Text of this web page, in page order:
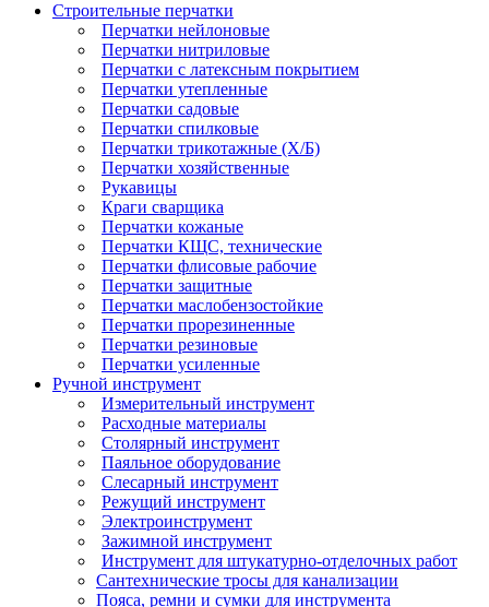
Строительные перчатки
Перчатки нейлоновые
Перчатки нитриловые
Перчатки с латексным покрытием
Перчатки утепленные
Перчатки садовые
Перчатки спилковые
Перчатки трикотажные (Х/Б)
Перчатки хозяйственные
Рукавицы
Краги сварщика
Перчатки кожаные
Перчатки КЩС, технические
Перчатки флисовые рабочие
Перчатки защитные
Перчатки маслобензостойкие
Перчатки прорезиненные
Перчатки резиновые
Перчатки усиленные
Ручной инструмент
Измерительный инструмент
Расходные материалы
Столярный инструмент
Паяльное оборудование
Слесарный инструмент
Режущий инструмент
Электроинструмент
Зажимной инструмент
Инструмент для штукатурно-отделочных работ
Сантехнические тросы для канализации
Пояса, ремни и сумки для инструмента